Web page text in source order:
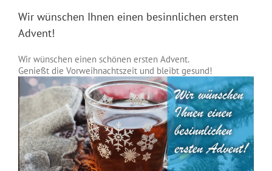
Wir wünschen Ihnen einen besinnlichen ersten
Advent!
Wir wünschen einen schönen ersten Advent.
Genießt die Vorweihnachtszeit und bleibt gesund!